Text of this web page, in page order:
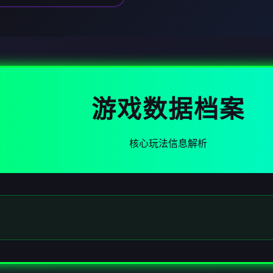
游戏数据档案
核心玩法信息解析